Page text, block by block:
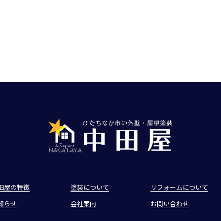
屋の特徴 塗装について リフォームについて
らせ 会社案内 お問い合わせ